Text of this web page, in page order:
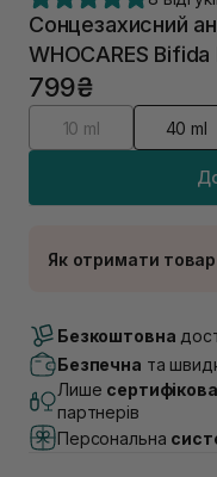
Сонцезахисний
WHOCARES
799₴
10 ml 40 ml
Як отримати товар
В наявності
Самовивіз м.
В наявності
Самовивіз м.
(Duck’s Lake)
В наявності
Безкоштовна
Безпечна та
Лише
партнерів
Персональна